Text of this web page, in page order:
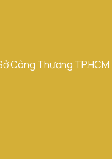
Công Thương TP.HCM